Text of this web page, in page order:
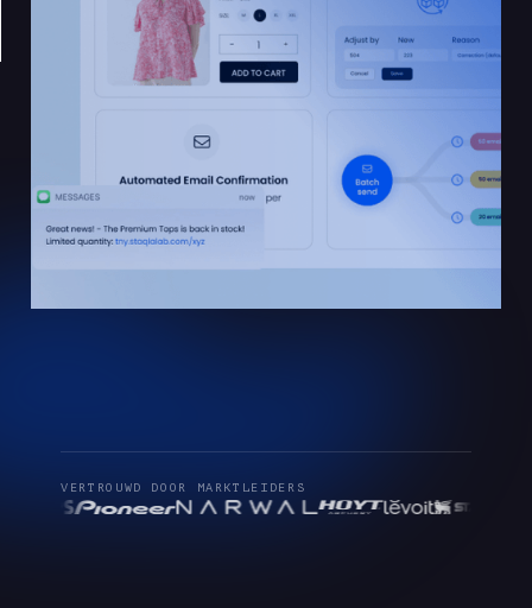
VERTROUWD DOOR MARKTLEIDERS